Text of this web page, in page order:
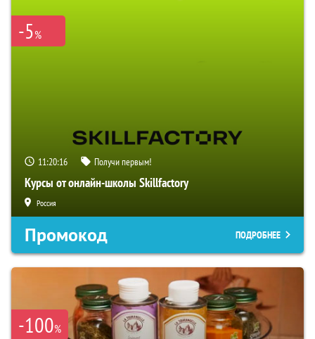
-5%
11:20:15 Получи первым!
Курсы от онлайн-школы Skillfactory
Россия
Промокод ПОДРОБНЕЕ
-100%